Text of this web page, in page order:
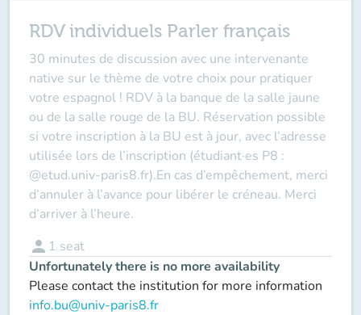
RDV individuels Parler français
30 minutes de discussion avec une intervenante
native sur le thème de votre choix pour pratiquer
votre espagnol ! RDV à la banque de la salle jaune
ou de la salle rouge de la BU. Réservation possible
si votre inscription à la BU est à jour, avec l’adresse
utilisée lors de l’inscription (étudiant·es P8 :
@etud.univ-paris8.fr).En cas d’empêchement, merci
d’annuler à l’avance pour libérer le créneau. Merci
d’arriver à l’heure.
person 1 seat
Unfortunately there is no more availability
Please contact the institution for more information
info.bu@univ-paris8.fr